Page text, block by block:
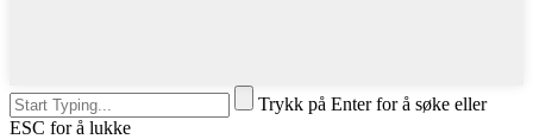
Trykk på Enter for å søke eller
ESC for å lukke